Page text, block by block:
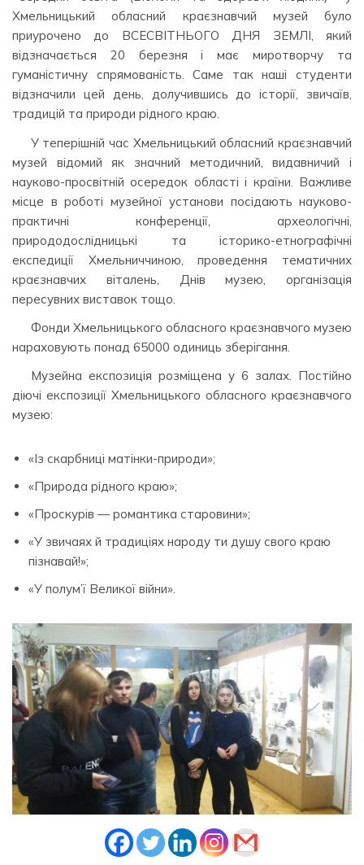
Хмельницький обласний краєзнавчий музей було
приурочено до ВСЕСВІТНЬОГО ДНЯ ЗЕМЛІ, який
відзначається 20 березня і має миротворчу та
гуманістичну спрямованість. Саме так наші студенти
відзначили цей день, долучившись до історії, звичаїв,
традицій та природи рідного краю.
У теперішній час Хмельницький обласний краєзнавчий
музей відомий як значний методичний, видавничий і
науково-просвітній осередок області і країни. Важливе
місце в роботі музейної установи посідають науково-
практичні конференції, археологічні,
природодослідницькі та історико-етнографічні
експедиції Хмельниччиною, проведення тематичних
краєзнавчих віталень, Днів музею, організація
пересувних виставок тощо.
Фонди Хмельницького обласного краєзнавчого музею
нараховують понад 65000 одиниць зберігання.
Музейна експозиція розміщена у 6 залах. Постійно
діючі експозиції Хмельницького обласного краєзнавчого
музею:
«Із скарбниці матінки-природи»;
«Природа рідного краю»;
«Проскурів — романтика старовини»;
«У звичаях й традиціях народу ти душу свого краю
пізнавай!»;
«У полум’ї Великої війни».